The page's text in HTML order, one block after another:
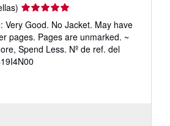
Calificación
del
vendedor:
5
de
5
Very Good. No Jacket. May have
pages. Pages are unmarked. ~
Spend Less. Nº de ref. del